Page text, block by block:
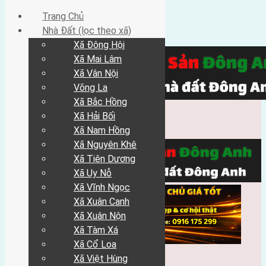
Trang Chủ
Trang Chủ
Nhà Đất (lọc theo xã)
Xã Đông Hội
Xã Mai Lâm
Xã Vân Nội
Võng La
Xã Bắc Hồng
Xã Hải Bối
Xã Nam Hồng
Xã Nguyên Khê
Xã Tiên Dương
Xã Uy Nỗ
Xã Vĩnh Ngọc
Xã Xuân Canh
Xã Xuân Nộn
Xã Tàm Xá
Xã Cổ Loa
Xã Việt Hùng